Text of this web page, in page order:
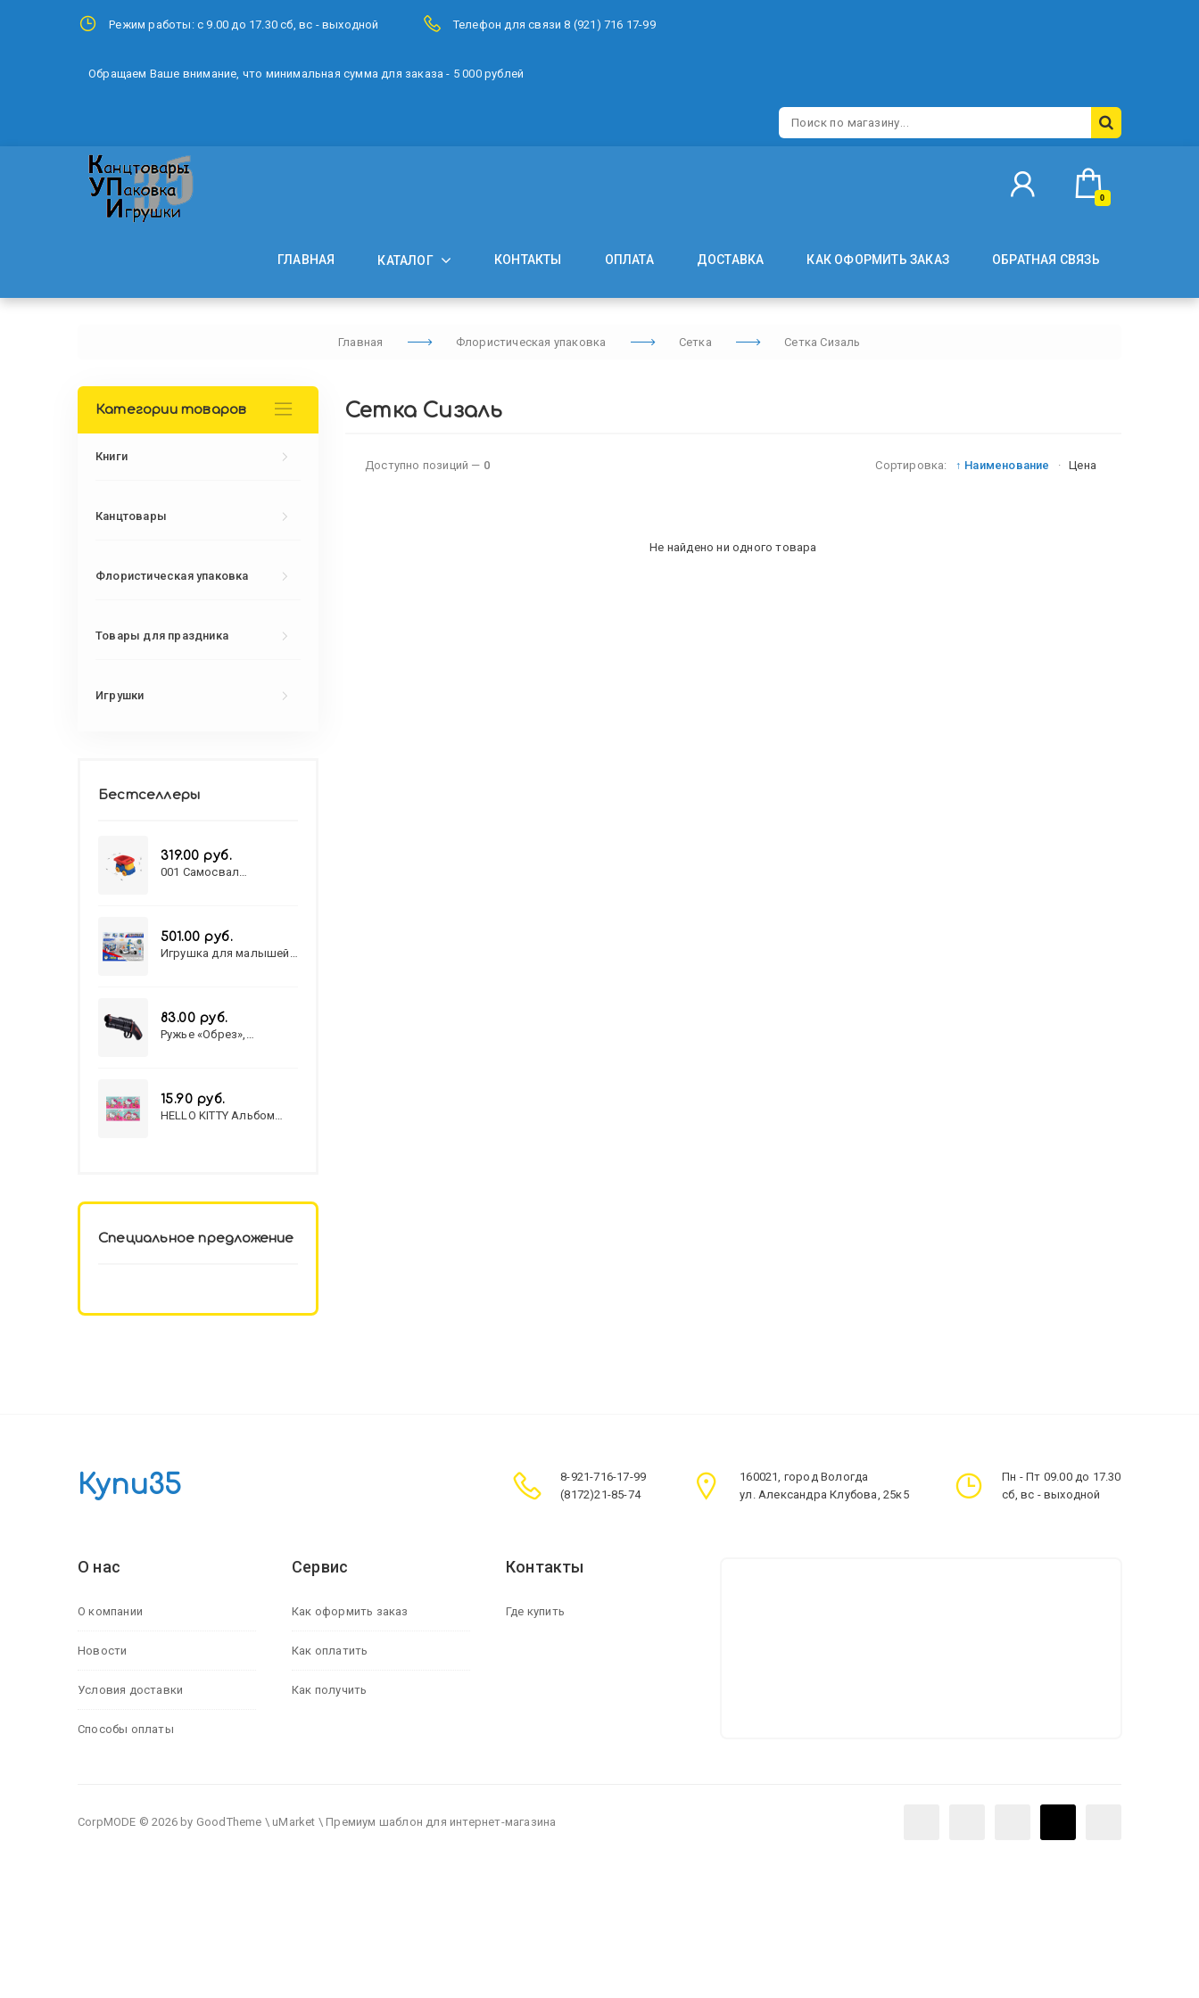
Режим работы: с 9.00 до 17.30 сб, вс - выходной Телефон для связи 8 (921) 716 17-99
Обращаем Ваше внимание, что минимальная сумма для заказа - 5 000 рублей
0
ГЛАВНАЯ КАТАЛОГ КОНТАКТЫ ОПЛАТА ДОСТАВКА КАК ОФОРМИТЬ ЗАКАЗ ОБРАТНАЯ СВЯЗЬ
Главная Флористическая упаковка Сетка Сетка Сизаль
Сетка Сизаль
Доступно позиций — 0 Сортировка: ↑ Наименование · Цена
Не найдено ни одного товара
Категории товаров
Книги
Канцтовары
Флористическая упаковка
Товары для праздника
Игрушки
Бестселлеры
319.00 руб.
001 Самосвал
501.00 руб.
Игрушка для малышей
83.00 руб.
Ружье «Обрез»,
15.90 руб.
HELLO KITTY Альбом
Специальное предложение
Купи35
8-921-716-17-99
(8172)21-85-74
160021, город Вологда
ул. Александра Клубова, 25к5
Пн - Пт 09.00 до 17.30
сб, вс - выходной
О нас
О компании
Новости
Условия доставки
Способы оплаты
Сервис
Как оформить заказ
Как оплатить
Как получить
Контакты
Где купить
CorpMODE © 2026 by GoodTheme \ uMarket \ Премиум шаблон для интернет-магазина